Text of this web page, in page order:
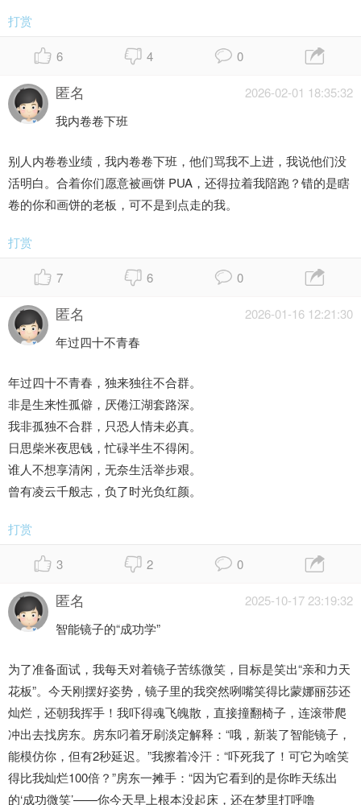
打赏
6 4 0
匿名
2026-02-01 18:35:32
我内卷卷下班
别人内卷卷业绩，我内卷卷下班，他们骂我不上进，我说他们没
活明白。合着你们愿意被画饼 PUA，还得拉着我陪跑？错的是瞎
卷的你和画饼的老板，可不是到点走的我。
打赏
7 6 0
匿名
2026-01-16 12:21:30
年过四十不青春
年过四十不青春，独来独往不合群。
非是生来性孤僻，厌倦江湖套路深。
我非孤独不合群，只恐人情未必真。
日思柴米夜思钱，忙碌半生不得闲。
谁人不想享清闲，无奈生活举步艰。
曾有凌云千般志，负了时光负红颜。
打赏
3 2 0
匿名
2025-10-17 23:19:32
智能镜子的“成功学”
为了准备面试，我每天对着镜子苦练微笑，目标是笑出“亲和力天
花板”。今天刚摆好姿势，镜子里的我突然咧嘴笑得比蒙娜丽莎还
灿烂，还朝我挥手！我吓得魂飞魄散，直接撞翻椅子，连滚带爬
冲出去找房东。房东叼着牙刷淡定解释：“哦，新装了智能镜子，
能模仿你，但有2秒延迟。”我擦着冷汗：“吓死我了！可它为啥笑
得比我灿烂100倍？”房东一摊手：“因为它看到的是你昨天练出
的‘成功微笑’——你今天早上根本没起床，还在梦里打呼噜